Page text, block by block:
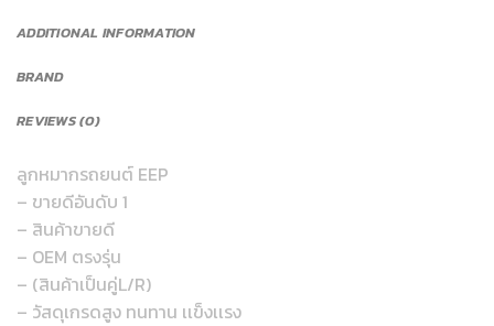
ADDITIONAL INFORMATION
BRAND
REVIEWS (0)
ลูกหมากรถยนต์ EEP
– ขายดีอันดับ 1
– สินค้าขายดี
– OEM ตรงรุ่น
– (สินค้าเป็นคู่L/R)
– วัสดุเกรดสูง ทนทาน เเข็งเเรง